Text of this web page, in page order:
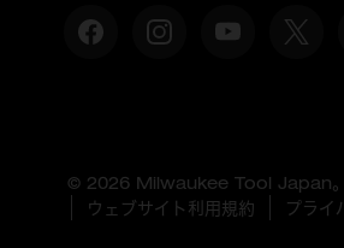
© 2026 Milwaukee Tool Japan。
ウェブサイト利用規約
プライ